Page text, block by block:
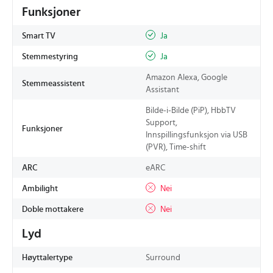
Funksjoner
Smart TV Ja
Stemmestyring Ja
Stemmeassistent
Amazon Alexa, Google
Assistant
Funksjoner
Bilde-i-Bilde (PiP), HbbTV
Support,
Innspillingsfunksjon via USB
(PVR), Time-shift
ARC eARC
Ambilight Nei
Doble mottakere Nei
Lyd
Høyttalertype Surround